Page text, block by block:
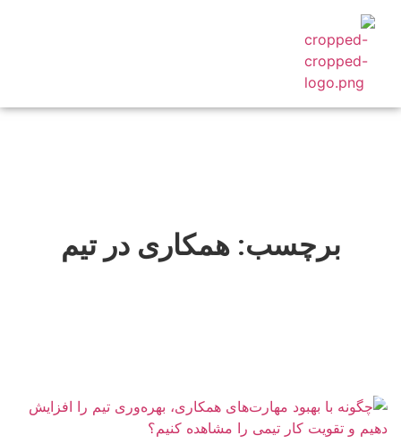
برچسب: همکاری در تیم